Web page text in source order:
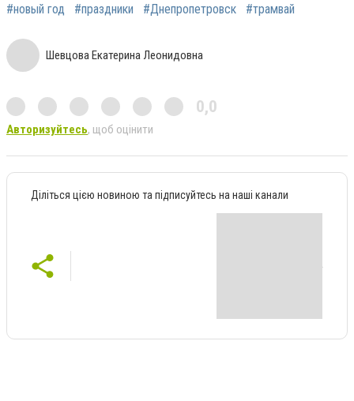
#новый год #праздники #Днепропетровск #трамвай
Шевцова Екатерина Леонидовна
0,0
Авторизуйтесь, щоб оцінити
Діліться цією новиною та підписуйтесь на наші канали